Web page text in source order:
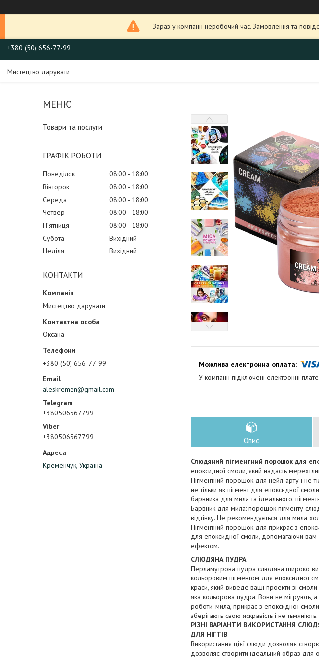
Зараз у компанії неробочий час. Замовлення та
+380 (50) 656-77-99
Мистецтво дарувати
Товари та послуги
ГРАФІК РОБОТИ
Понеділок 08:00
18:00
Вівторок
08:00
18:00
Середа
08:00
18:00
Четвер
08:00
18:00
Пʼятниця
08:00
18:00
Субота
Вихідний
Неділя
Вихідний
КОНТАКТИ
Мистецтво дарувати
Оксана
+380 (50) 656-77-99
aleskremen@gmail.com
+380506567799
+380506567799
Кременчук, Україна
У компанії підключені електронні
Опис
Слюдяний пігментний порошок для
епоксидної смоли, який надасть
Пігментний порошок для нейл-арту і не
не тільки як пігмент для епоксидної
барвника для мила та ідеального.
Барвник для мила: порошок пігменту
відтінку. Не рекомендується для мила
Пігментний порошок для прикрас з
для епоксидної смоли, допомагаючи вам
ефектом.
СЛЮДЯНА ПУДРА
Перламутрова пудра слюдяна широко
кольоровим пігментом для епоксидної
краси, який виведе ваші проекти зі смоли
яка кольорова пудра. Вони не мігрують, а
роботи, мила, прикрас з епоксидної
зберігають свою яскравість і не тьмяніють.
РІЗНІ ВАРІАНТИ ВИКОРИСТАННЯ
ДЛЯ НІГТІВ
Використання цієї слюди дозволяє
дозволяє створити ідеальний образ для